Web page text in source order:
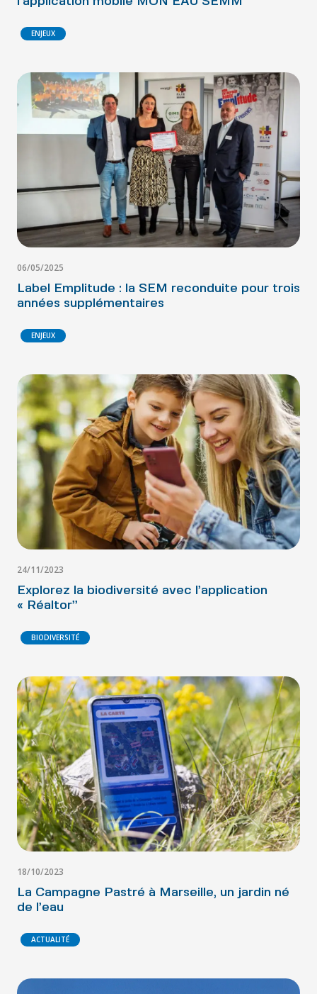
ENJEUX
06/05/2025
Label Emplitude : la SEM reconduite pour trois
années supplémentaires
ENJEUX
24/11/2023
Explorez la biodiversité avec l’application
« Réaltor”
BIODIVERSITÉ
18/10/2023
La Campagne Pastré à Marseille, un jardin né
de l’eau
ACTUALITÉ